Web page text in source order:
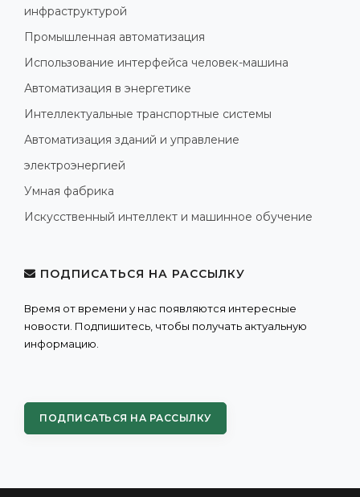
инфраструктурой
Промышленная автоматизация
Использование интерфейса человек-машина
Автоматизация в энергетике
Интеллектуальные транспортные системы
Автоматизация зданий и управление
электроэнергией
Умная фабрика
Искусственный интеллект и машинное обучение
ПОДПИСАТЬСЯ НА РАССЫЛКУ
Время от времени у нас появляются интересные
новости. Подпишитесь, чтобы получать актуальную
информацию.
ПОДПИСАТЬСЯ НА РАССЫЛКУ